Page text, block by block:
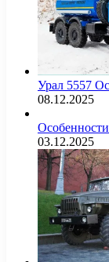
Урал 5557
08.12.2025
03.12.2025